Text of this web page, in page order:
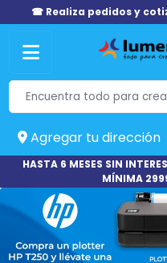
☎ Realiza pedidos y
Agregar tu dirección
HASTA 6 MESES SIN
MÍNIMA